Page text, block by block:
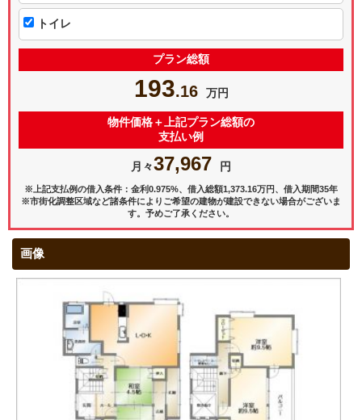
トイレ
プラン総額
193.16 万円
物件価格＋上記プラン総額の
支払い例
月々37,967 円
※上記支払例の借入条件：金利0.975%、借入総額1,373.16万円、借入期間35年
※市街化調整区域など諸条件によりご希望の建物が建設できない場合がございま
す。予めご了承ください。
画像